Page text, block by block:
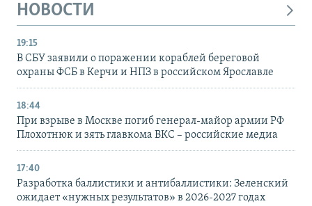
НОВОСТИ
19:15
В СБУ заявили о поражении кораблей береговой
охраны ФСБ в Керчи и НПЗ в российском Ярославле
18:44
При взрыве в Москве погиб генерал-майор армии РФ
Плохотнюк и зять главкома ВКС – российские медиа
17:40
Разработка баллистики и антибаллистики: Зеленский
ожидает «нужных результатов» в 2026-2027 годах